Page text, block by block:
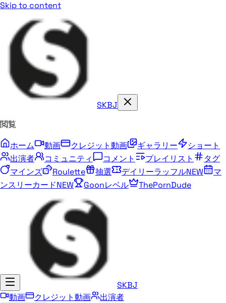
Skip to content
SKBJ
閲覧
ホーム
動画 クレジット動画 ギャラリー
ショート
出演者
コミュニティ コメント プレイリスト
タグ
マインズ
Roulette 抽選 デイリーラッフルNEW
マ
ンスリーカードNEW Goonレベル ThePornDude
SKBJ
動画
クレジット動画 出演者